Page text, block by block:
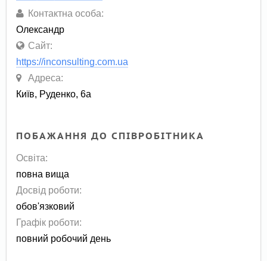
Контактна особа:
Олександр
Сайт:
https://inconsulting.com.ua
Адреса:
Київ, Руденко, 6а
ПОБАЖАННЯ ДО СПІВРОБІТНИКА
Освіта:
повна вища
Досвід роботи:
обов'язковий
Графік роботи:
повний робочий день